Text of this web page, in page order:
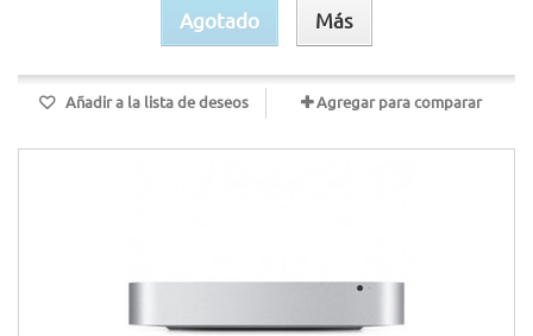
Agotado Más
Añadir a la lista de deseos Agregar para comparar